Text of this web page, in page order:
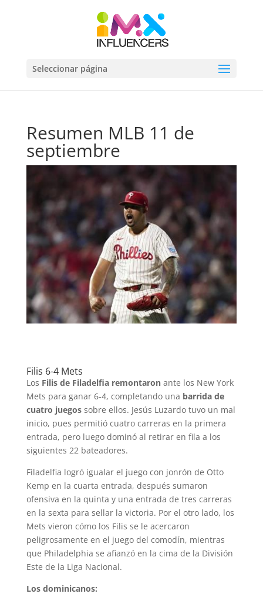
Seleccionar página
Resumen MLB 11 de
septiembre
Filis 6-4 Mets
Los Filis de Filadelfia remontaronante los New York
Mets para ganar 6-4, completando una barrida de
cuatro juegossobre ellos. Jesús Luzardo tuvo un mal
inicio, pues permitió cuatro carreras en la primera
entrada, pero luego dominó al retirar en fila a los
siguientes 22 bateadores.
Filadelfia logró igualar el juego con jonrón de Otto
Kemp en la cuarta entrada, después sumaron
ofensiva en la quinta y una entrada de tres carreras
en la sexta para sellar la victoria. Por el otro lado, los
Mets vieron cómo los Filis se le acercaron
peligrosamente en el juego del comodín, mientras
que Philadelphia se afianzó en la cima de la División
Este de la Liga Nacional.
Los dominicanos: